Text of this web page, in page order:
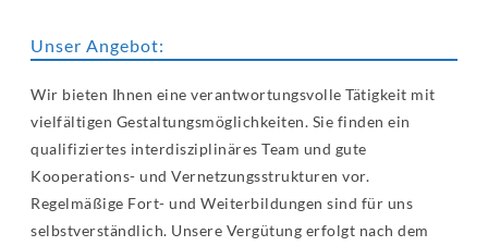
Unser Angebot:
Wir bieten Ihnen eine verantwortungsvolle Tätigkeit mit
vielfältigen Gestaltungsmöglichkeiten. Sie finden ein
qualifiziertes interdisziplinäres Team und gute
Kooperations- und Vernetzungsstrukturen vor.
Regelmäßige Fort- und Weiterbildungen sind für uns
selbstverständlich. Unsere Vergütung erfolgt nach dem